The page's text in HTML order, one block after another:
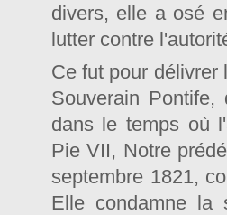
divers, elle a osé
lutter contre
Ce fut pour
Souverain
dans le temps où
Pie VII, Notre
septembre 1821,
Elle condamne la